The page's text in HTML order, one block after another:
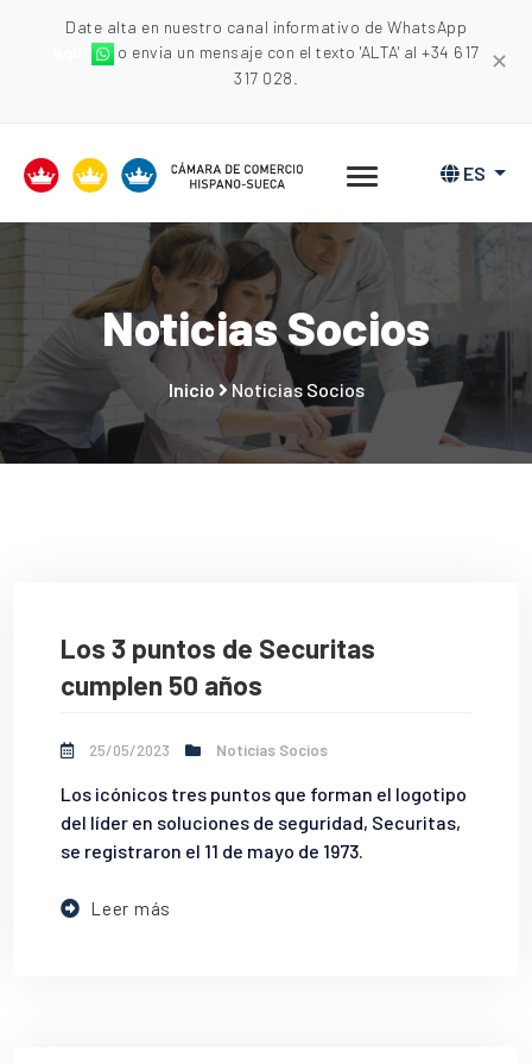
Date alta en nuestro canal informativo de WhatsApp
o envia un mensaje con el texto 'ALTA' al +34 617
317 028.
✕
ES
Noticias Socios
Inicio Noticias Socios
Los 3 puntos de Securitas
cumplen 50 años
25/05/2023 Noticias Socios
Los icónicos tres puntos que forman el logotipo
del líder en soluciones de seguridad, Securitas,
se registraron el 11 de mayo de 1973.
Leer más